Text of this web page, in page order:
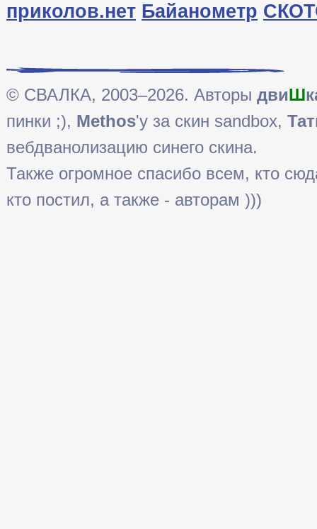
приколов.нет Байанометр
© СВАЛКА, 2003–2026. Авторы двиШ
пинки ;), Methos'у за скин sandbox,
вебдванолизацию синего скина.
Также огромное спасибо всем, кто
кто постил, а также - авторам )))